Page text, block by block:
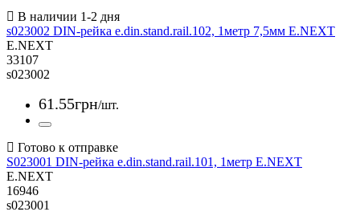
s023002 DIN-рейка e.din.stand.rail.102, 1метр 7,5мм E.NEXT
E.NEXT
33107
s023002
61.55грн/шт.
S023001 DIN-рейка e.din.stand.rail.101, 1метр E.NEXT
E.NEXT
16946
s023001